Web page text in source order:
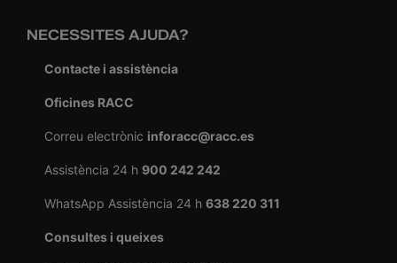
NECESSITES AJUDA?
Contacte i assistència
Oficines RACC
Correu electrònic inforacc@racc.es
Assistència 24 h 900 242 242
WhatsApp Assistència 24 h 638 220 311
Consultes i queixes